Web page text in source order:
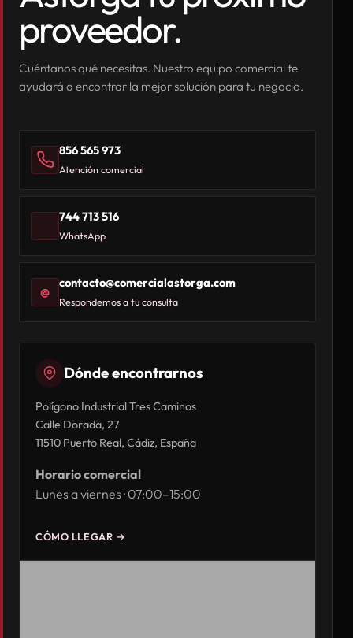
proveedor.
Cuéntanos qué necesitas. Nuestro equipo comercial te
ayudará a encontrar la mejor solución para tu negocio.
856 565 973
Atención comercial
744 713 516
WhatsApp
@
contacto@comercialastorga.com
Respondemos a tu consulta
Dónde encontrarnos
Polígono Industrial Tres Caminos
Calle Dorada, 27
11510 Puerto Real, Cádiz, España
Horario comercial
Lunes a viernes · 07:00–15:00
CÓMO LLEGAR →